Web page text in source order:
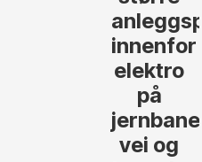
Hålogalandsvegen